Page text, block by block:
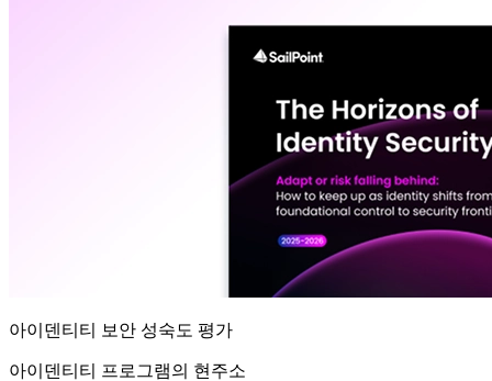
아이덴티티 보안 성숙도 평가
아이덴티티 프로그램의 현주소